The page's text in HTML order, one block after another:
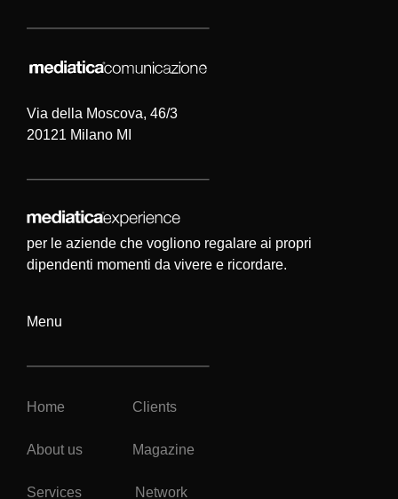
Via della Moscova, 46/3
20121 Milano MI
per le aziende che vogliono regalare ai propri
dipendenti momenti da vivere e ricordare.
Menu
Home Clients
About us Magazine
Services Network